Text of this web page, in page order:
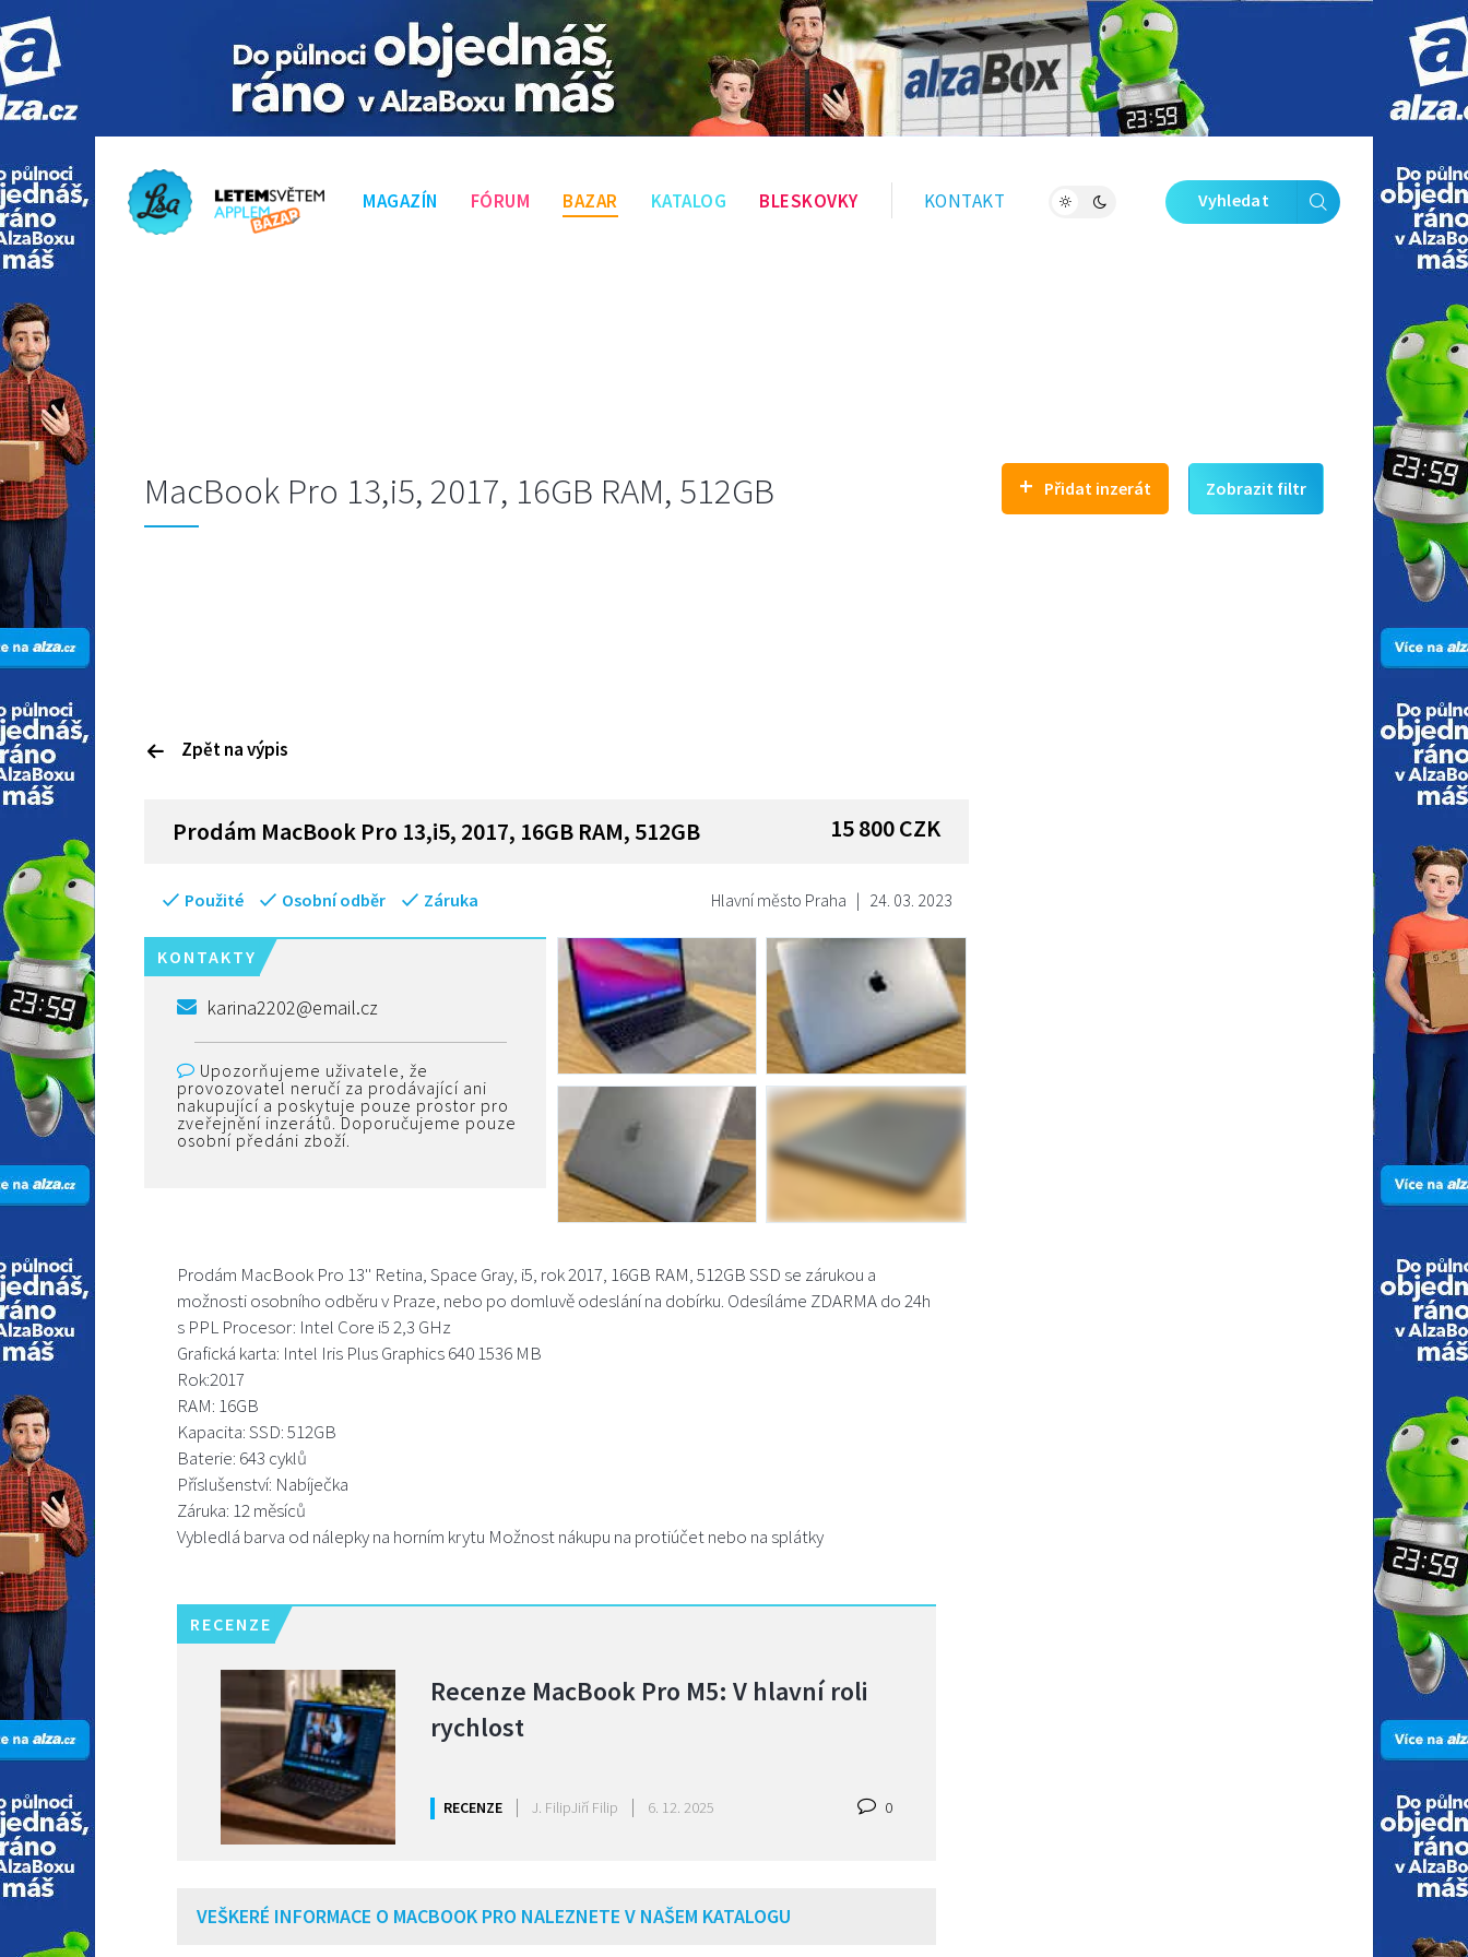
MAGAZÍN FÓRUM BAZAR KATALOG BLESKOVKY KONTAKT Vyhledat
MacBook Pro 13,i5, 2017, 16GB RAM, 512GB + Přidat inzerát Zobrazit filtr
Zpět na výpis
Prodám MacBook Pro 13,i5, 2017, 16GB RAM, 512GB 15 800CZK
Hlavní město Praha | 24. 03. 2023
Použité Osobní odběr Záruka
KONTAKTY
karina2202@email.cz
Upozorňujeme uživatele, že
provozovatel neručí za prodávající ani
nakupující a poskytuje pouze prostor pro
zveřejnění inzerátů. Doporučujeme pouze
osobní předáni zboží.
Prodám MacBook Pro 13'' Retina, Space Gray, i5, rok 2017, 16GB RAM, 512GB SSD se zárukou a
možnosti osobního odběru v Praze, nebo po domluvě odeslání na dobírku. Odesíláme ZDARMA do 24h
s PPL Procesor: Intel Core i5 2,3 GHz
Grafická karta: Intel Iris Plus Graphics 640 1536 MB
Rok:2017
RAM: 16GB
Kapacita: SSD: 512GB
Baterie: 643 cyklů
Příslušenství: Nabíječka
Záruka: 12 měsíců
Vybledlá barva od nálepky na horním krytu Možnost nákupu na protiúčet nebo na splátky
RECENZE
Recenze MacBook Pro M5: V hlavní roli
rychlost
RECENZE J. FilipJiří Filip 6. 12. 2025 0
VEŠKERÉ INFORMACE O MACBOOK PRO NALEZNETE V NAŠEM KATALOGU
Zavřít galerii